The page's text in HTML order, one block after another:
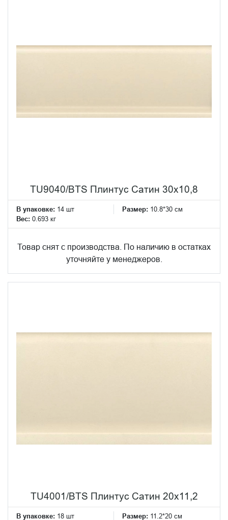
TU9040/BTS Плинтус Сатин 30x10,8
В упаковке: 14 шт Размер: 10.8*30 см
Вес: 0.693 кг
Товар снят с производства. По наличию в остатках
уточняйте у менеджеров.
TU4001/BTS Плинтус Сатин 20x11,2
В упаковке: 18 шт Размер: 11.2*20 см